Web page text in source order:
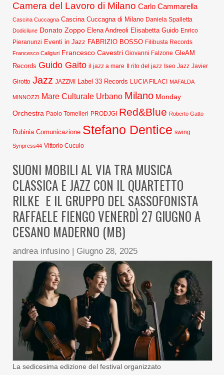
Camera del Lavoro di Milano Carlo Cammarella
Cascina Cuccagna Cascina Cuccagna di Milano Daniela Spalletta
Dodicilune Donato Zoppo Elena Andreoli Elisabetta Guido Enrico
Pieranunzi Eventi in Jazz FABRIZIO BOSSO Filibusta Records
Francesco Caligiuri Francesco Cavestri Giovanni Falzone GleAM
Records Guido Gaito il jazz a mare Il rito del jazz Iseo Jazz Javier
Girotto Jazz JAZZMI Label 33 Records LUCIA FILACI MAFALDA
MINNOZZI Mare Culturale Urbano Milano Monday
Orchestra Paolo Tomelleri PRODJGI Red&Blue Roberto Gatto
Rubinia Comunicazione Stefano Dentice swing
Synpress44 Vittorio Cuculo
SUONI MOBILI AL VIA TRA MUSICA
CLASSICA E JAZZ CON IL QUARTETTO
RILKE E IL GRUPPO DEL SASSOFONISTA
RAFFAELE FIENGO VENERDÌ 27 GIUGNO A
CESANO MADERNO (MB)
andrea infusino | Giugno 28, 2025
La sedicesima edizione del festival organizzato